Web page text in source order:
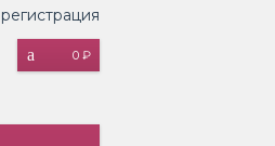
регистрация
0 ₽